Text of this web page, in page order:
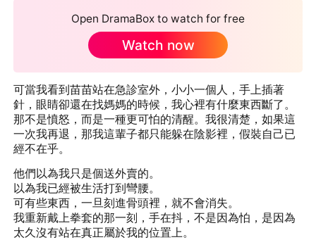
Open DramaBox to watch for free
Watch now
可當我看到苗苗站在急診室外，小小一個人，手上插著
針，眼睛卻還在找媽媽的時候，我心裡有什麼東西斷了。
那不是憤怒，而是一種更可怕的清醒。我很清楚，如果這
一次我再退，那我這輩子都只能躲在陰影裡，假裝自己已
經不在乎。
他們以為我只是個送外賣的。
以為我已經被生活打到彎腰。
可有些東西，一旦刻進骨頭裡，就不會消失。
我重新戴上拳套的那一刻，手在抖，不是因為怕，是因為
太久沒有站在真正屬於我的位置上。